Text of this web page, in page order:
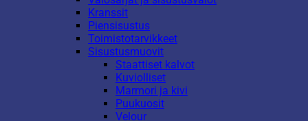
Kranssit
Piensisustus
Toimistotarvikkeet
Sisustusmuovit
Staattiset kalvot
Kuviolliset
Marmori ja kivi
Puukuosit
Velour